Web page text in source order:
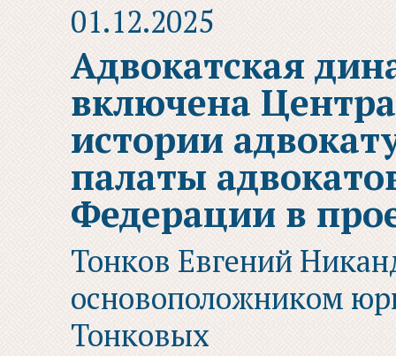
01.12.2025
Адвокатская
включена
истории
палаты
Федерации в
Тонков Евгений
основоположником
Тонковых